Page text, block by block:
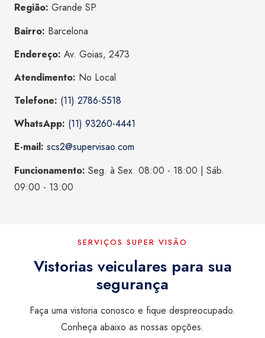
Região: Grande SP
Bairro: Barcelona
Endereço: Av. Goias, 2473
Atendimento: No Local
Telefone: (11) 2786-5518
WhatsApp: (11) 93260-4441
E-mail: scs2@supervisao.com
Funcionamento: Seg. à Sex. 08:00 - 18:00 | Sáb.
09:00 - 13:00
SERVIÇOS SUPER VISÃO
Vistorias veiculares para sua
segurança
Faça uma vistoria conosco e fique despreocupado.
Conheça abaixo as nossas opções.